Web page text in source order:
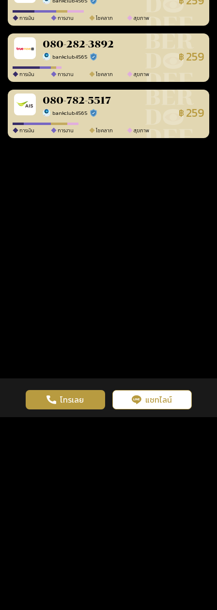
ร้านยืนยันแล้ว
การเงิน การงาน โชคลาภ สุขภาพ
080-282-3892
bankclub4565 ร้านยืนยันแล้ว ฿ 259
การเงิน การงาน โชคลาภ สุขภาพ
080-782-5517
bankclub4565 ร้านยืนยันแล้ว ฿ 259
การเงิน การงาน โชคลาภ สุขภาพ
โทรเลย แชทไลน์
เว็บไซต์นี้มีการใช้งานคุกกี้ เพื่อเพิ่มประสิทธิภาพและประสบการณ์ที่ดี
ในการใช้งานเว็บไซต์ นโยบายความเป็นส่วนตัว
รู้ก่อน พร้อมกว่า ทุกจังหวะชีวิต คลิกดูดวงฟรี